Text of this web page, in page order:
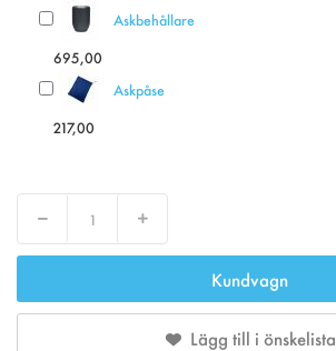
Askbehållare
695,00
Askpåse
217,00
Decrease Increase
Kundvagn
Lägg till i önskelista